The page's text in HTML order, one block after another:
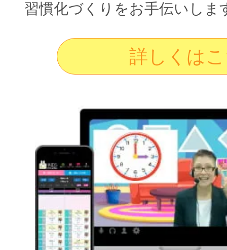
習慣化づくりをお手伝いしま
詳しくは